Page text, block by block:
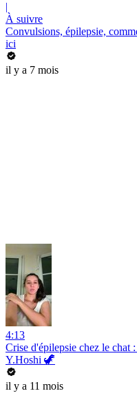
|
À suivre
Convulsions, épilepsie,
ici
il y a 7 mois
4:13
Crise d'épilepsie chez le chat
Y.Hoshi 🦖
il y a 11 mois